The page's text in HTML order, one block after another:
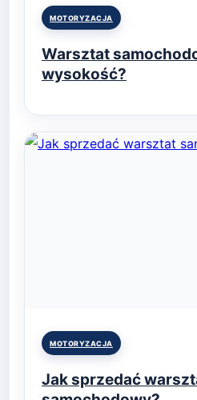
Posted
MOTORYZACJA
Warsztat
wysokość?
Posted
MOTORYZACJA
Jak sprzedać